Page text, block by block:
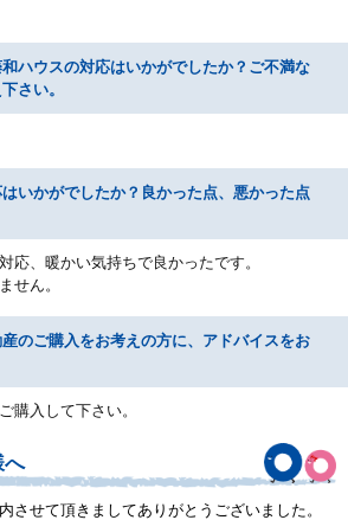
ハウスの対応はいかがでしたか？ご不満な
さい。
いかがでしたか？良かった点、悪かった点
応、暖かい気持ちで良かったです。
せん。
のご購入をお考えの方に、アドバイスをお
購入して下さい。
へ
させて頂きましてありがとうございました。